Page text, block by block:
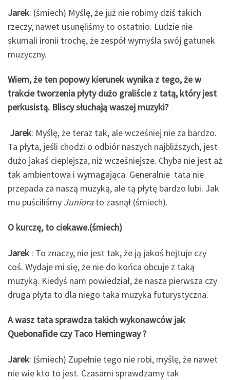
Jarek: (śmiech) Myślę, że już nie robimy dziś takich
rzeczy, nawet usunęliśmy to ostatnio. Ludzie nie
skumali ironii trochę, że zespół wymyśla swój gatunek
muzyczny.
Wiem, że ten popowy kierunek wynika z tego, że w
trakcie tworzenia płyty dużo graliście z tatą, który jest
perkusistą. Bliscy słuchają waszej muzyki?
Jarek: Myślę, że teraz tak, ale wcześniej nie za bardzo.
Ta płyta, jeśli chodzi o odbiór naszych najbliższych, jest
dużo jakaś cieplejsza, niż wcześniejsze. Chyba nie jest aż
tak ambientowa i wymagająca. Generalnie tata nie
przepada za naszą muzyką, ale tą płytę bardzo lubi. Jak
mu puściliśmy Juniorato zasnął (śmiech).
O kurczę, to ciekawe.(śmiech)
Jarek : To znaczy, nie jest tak, że ją jakoś hejtuje czy
coś. Wydaje mi się, że nie do końca obcuje z taką
muzyką. Kiedyś nam powiedział, że nasza pierwsza czy
druga płyta to dla niego taka muzyka futurystyczna.
A wasz tata sprawdza takich wykonawców jak
Quebonafide czy Taco Hemingway ?
Jarek: (śmiech) Zupełnie tego nie robi, myślę, że nawet
nie wie kto to jest. Czasami sprawdzamy tak